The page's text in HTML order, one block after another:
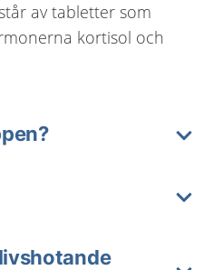
av tabletter som
kortisol och